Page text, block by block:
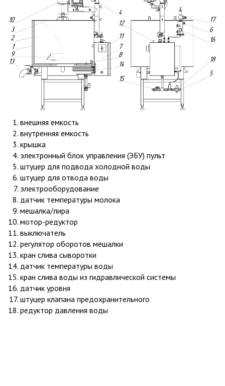
внешняя емкость
внутренняя емкость
крышка
электронный блок управления (ЭБУ) пульт
штуцер для подвода холодной воды
штуцер для отвода воды
электрооборудование
датчик температуры молока
мешалка/лира
мотор-редуктор
выключатель
регулятор оборотов мешалки
кран слива сыворотки
датчик температуры воды
кран слива воды из гидравлической системы
датчик уровня
штуцер клапана предохранительного
редуктор давления воды